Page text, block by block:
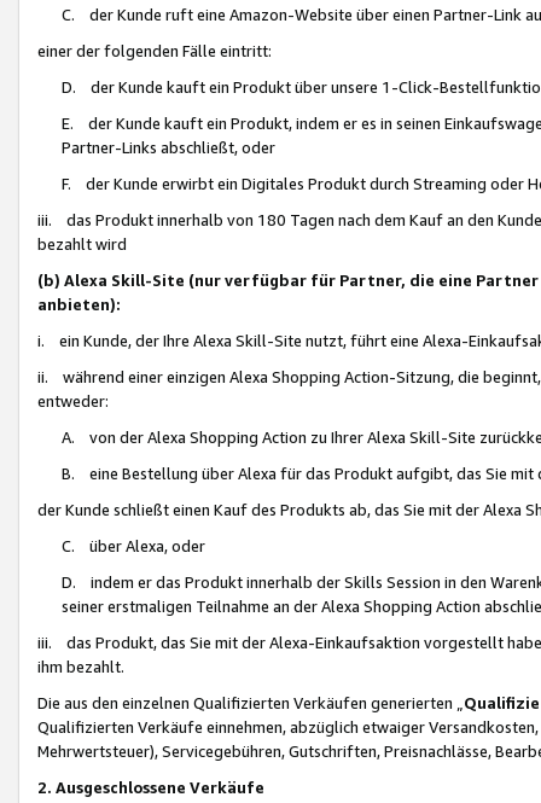
C. der Kunde ruft eine Amazon-Website über einen Partner-Link
einer der folgenden Fälle eintritt:
D. der Kunde kauft ein Produkt über unsere 1-Click-
E. der Kunde kauft ein Produkt, indem er es in seinen
Partner-Links abschließt, oder
F. der Kunde erwirbt ein Digitales Produkt durch Streaming oder
iii. das Produkt innerhalb von 180 Tagen nach dem Kauf an den
bezahlt wird
(b) Alexa Skill-Site (nur verfügbar für Partner, die eine
anbieten):
i. ein Kunde, der Ihre Alexa Skill-Site nutzt, führt eine Alexa-
ii. während einer einzigen Alexa Shopping Action-Sitzung, die
entweder:
A. von der Alexa Shopping Action zu Ihrer Alexa Skill-Site
B. eine Bestellung über Alexa für das Produkt aufgibt, das Sie mit
der Kunde schließt einen Kauf des Produkts ab, das Sie mit der Alexa
C. über Alexa, oder
D. indem er das Produkt innerhalb der Skills Session in den
seiner erstmaligen Teilnahme an der Alexa Shopping Action
iii. das Produkt, das Sie mit der Alexa-Einkaufsaktion vorgestellt
ihm bezahlt.
Die aus den einzelnen Qualifizierten Verkäufen generierten „
Qualifizierten Verkäufe einnehmen, abzüglich etwaiger
Mehrwertsteuer), Servicegebühren, Gutschriften, Preisnachlässe,
2. Ausgeschlossene Verkäufe